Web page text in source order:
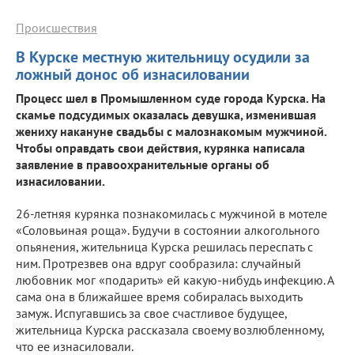
В Курске местную жительницу осудили за
ложный донос об изнасиловании
Происшествия
Процесс шел в Промышленном суде города Курска. На
скамье подсудимых оказалась девушка, изменившая
жениху накануне свадьбы с малознакомым мужчиной.
Чтобы оправдать свои действия, курянка написала
заявление в правоохранительные органы об
изнасиловании.
26-летняя курянка познакомилась с мужчиной в мотеле
«Соловьиная роща». Будучи в состоянии алкогольного
опьянения, жительница Курска решилась переспать с
ним. Протрезвев она вдруг сообразила: случайный
любовник мог «подарить» ей какую-нибудь инфекцию. А
сама она в ближайшее время собиралась выходить
замуж. Испугавшись за свое счастливое будущее,
жительница Курска рассказала своему возлюбленному,
что ее изнасиловали.